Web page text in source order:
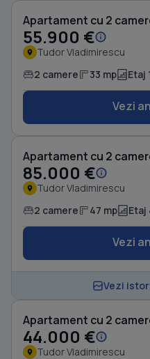
Apartament cu 2
55.900 €
Tudor Vladimirescu
2 camere 33 mp Etaj
Vezi
85.000 €
Tudor Vladimirescu
2 camere 47 mp Etaj
Vezi
Vezi
Apartament cu 2
44.000 €
Tudor Vladimirescu